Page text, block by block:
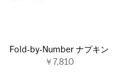
Fold‐by‐Number ナプキン
￥7,810